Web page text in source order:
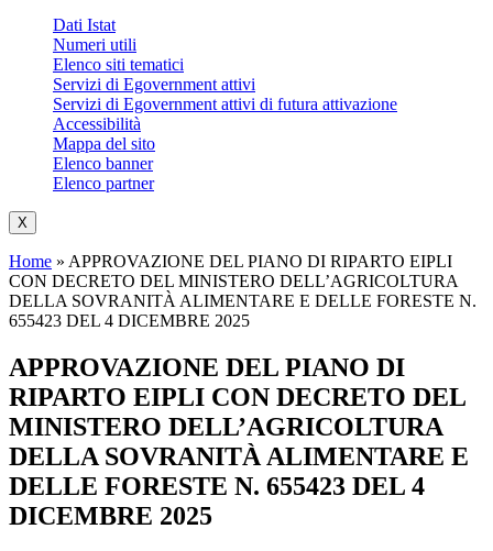
Dati Istat
Numeri utili
Elenco siti tematici
Servizi di Egovernment attivi
Servizi di Egovernment attivi di futura attivazione
Accessibilità
Mappa del sito
Elenco banner
Elenco partner
X
Home » APPROVAZIONE DEL PIANO DI RIPARTO EIPLI
CON DECRETO DEL MINISTERO DELL’AGRICOLTURA
DELLA SOVRANITÀ ALIMENTARE E DELLE FORESTE N.
655423 DEL 4 DICEMBRE 2025
APPROVAZIONE DEL PIANO DI
RIPARTO EIPLI CON DECRETO DEL
MINISTERO DELL’AGRICOLTURA
DELLA SOVRANITÀ ALIMENTARE E
DELLE FORESTE N. 655423 DEL 4
DICEMBRE 2025